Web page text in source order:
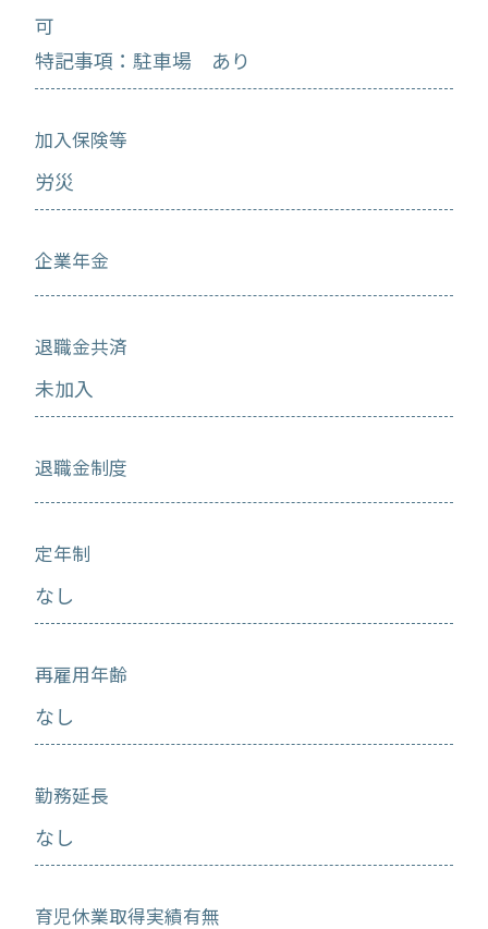
可
特記事項：駐車場 あり
加入保険等
労災
企業年金
退職金共済
未加入
退職金制度
定年制
なし
再雇用年齢
なし
勤務延長
なし
育児休業取得実績有無